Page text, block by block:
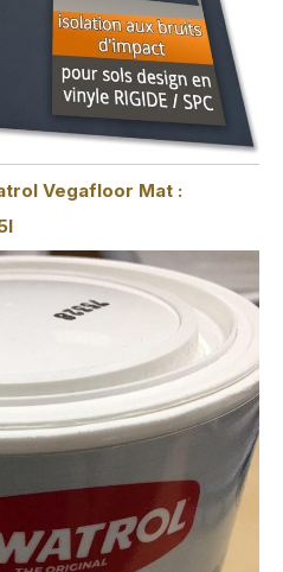
Vegafloor Mat :